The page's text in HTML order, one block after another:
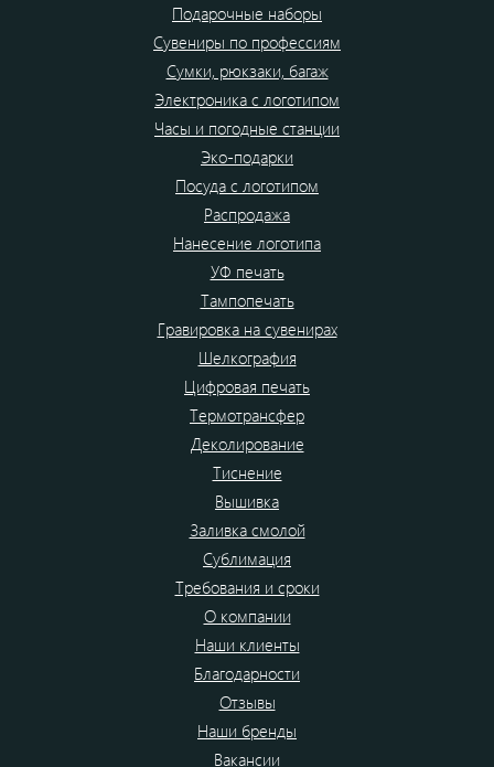
Подарочные наборы
Сувениры по профессиям
Сумки, рюкзаки, багаж
Электроника с логотипом
Часы и погодные станции
Эко-подарки
Посуда с логотипом
Распродажа
Нанесение логотипа
УФ печать
Тампопечать
Гравировка на сувенирах
Шелкография
Цифровая печать
Термотрансфер
Деколирование
Тиснение
Вышивка
Заливка смолой
Сублимация
Требования и сроки
О компании
Наши клиенты
Благодарности
Отзывы
Наши бренды
Вакансии